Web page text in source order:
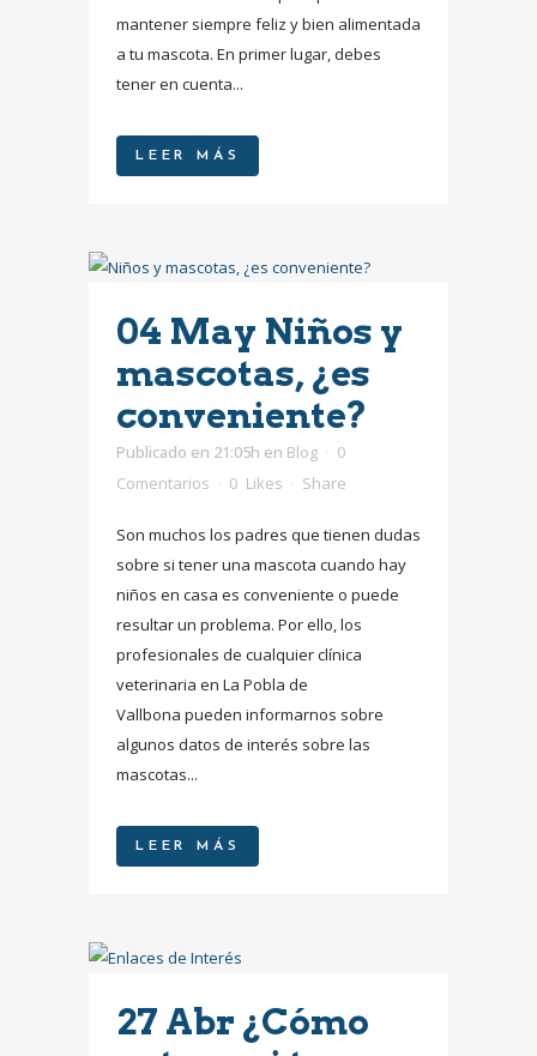
mantener siempre feliz y bien alimentada
a tu mascota. En primer lugar, debes
tener en cuenta...
LEER MÁS
04 May Niños y
mascotas, ¿es
conveniente?
Publicado en 21:05h en Blog
0
Comentarios
0 Likes Share
Son muchos los padres que tienen dudas
sobre si tener una mascota cuando hay
niños en casa es conveniente o puede
resultar un problema. Por ello, los
profesionales de cualquier clínica
veterinaria en La Pobla de
Vallbona pueden informarnos sobre
algunos datos de interés sobre las
mascotas...
LEER MÁS
27 Abr ¿Cómo